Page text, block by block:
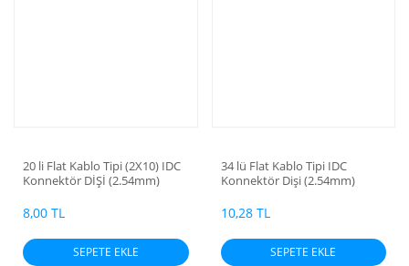
20 li Flat Kablo Tipi (2X10) IDC
Konnektör DİŞİ (2.54mm)
8,00 TL
SEPETE EKLE
34 lü Flat Kablo Tipi IDC
Konnektör Dişi (2.54mm)
10,28 TL
SEPETE EKLE